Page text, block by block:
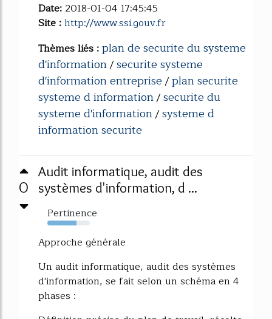
Date: 2018-01-04 17:45:45
Site :http://www.ssi.gouv.fr
Thèmes liés :plan de securite du systeme
d'information/securite systeme
d'information entreprise/plan securite
systeme d information/securite du
systeme d'information/systeme d
information securite
0
Audit informatique, audit des
systèmes d'information, d ...
Pertinence
69%
Approche générale
Un audit informatique, audit des systèmes
d'information, se fait selon un schéma en 4
phases :